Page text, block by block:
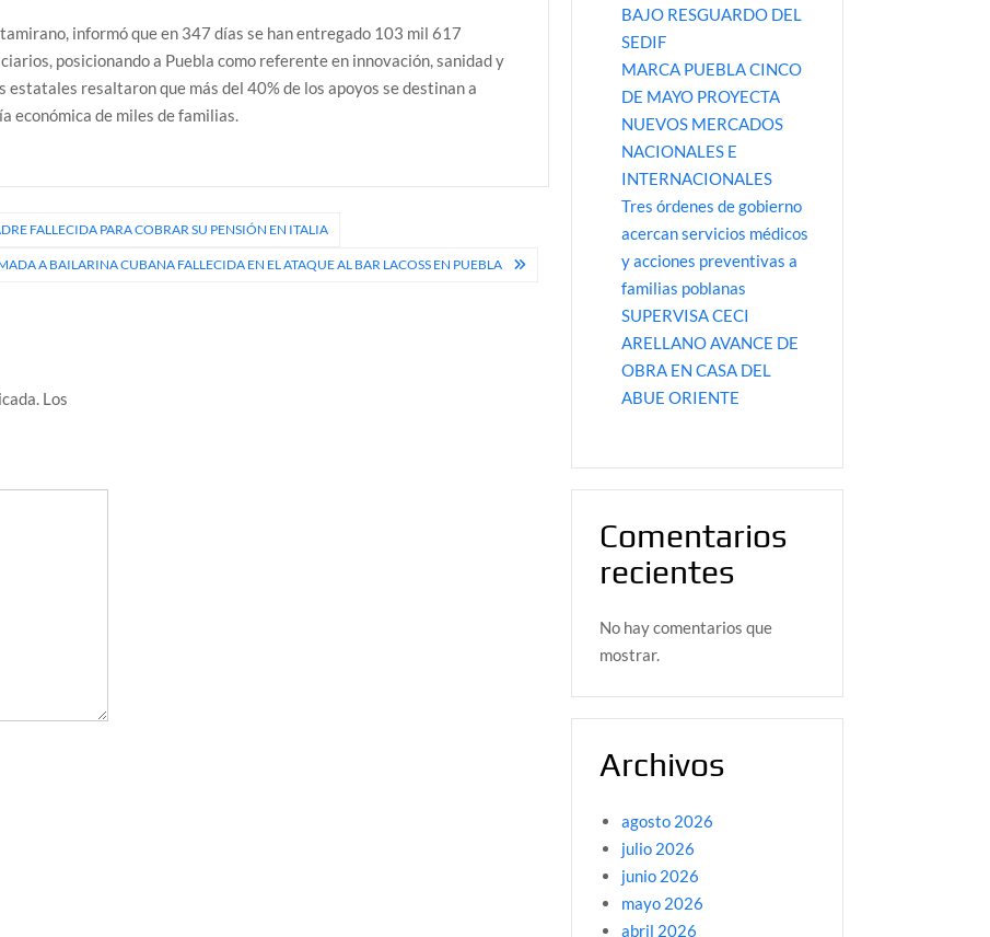
informó que en 347 días se han entregado 103 mil 617
posicionando a Puebla como referente en innovación, sanidad y
resaltaron que más del 40% de los apoyos se destinan a
económica de miles de familias.
FALLECIDA PARA COBRAR SU PENSIÓN EN ITALIA
A BAILARINA CUBANA FALLECIDA EN EL ATAQUE AL BAR LACOSS EN PUEBLA
Los
BAJO RESGUARDO DEL
SEDIF
MARCA PUEBLA CINCO
DE MAYO PROYECTA
NUEVOS MERCADOS
NACIONALES E
INTERNACIONALES
Tres órdenes de gobierno
acercan servicios médicos
y acciones preventivas a
familias poblanas
SUPERVISA CECI
ARELLANO AVANCE DE
OBRA EN CASA DEL
ABUE ORIENTE
Comentarios
recientes
No hay comentarios que
mostrar.
Archivos
agosto 2026
julio 2026
junio 2026
mayo 2026
abril 2026